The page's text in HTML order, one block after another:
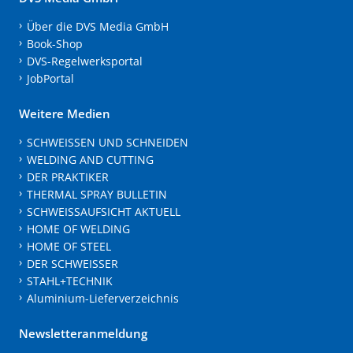
Über die DVS Media GmbH
Book-Shop
DVS-Regelwerksportal
JobPortal
Weitere Medien
SCHWEISSEN UND SCHNEIDEN
WELDING AND CUTTING
DER PRAKTIKER
THERMAL SPRAY BULLETIN
SCHWEISSAUFSICHT AKTUELL
HOME OF WELDING
HOME OF STEEL
DER SCHWEISSER
STAHL+TECHNIK
Aluminium-Lieferverzeichnis
Newsletteranmeldung